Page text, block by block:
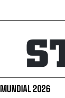
MUNDIAL 2026